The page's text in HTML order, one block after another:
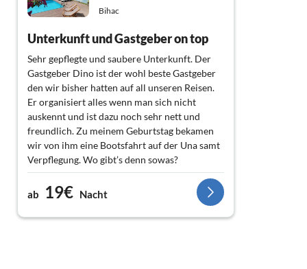
Bihac
Unterkunft und Gastgeber on top
Sehr gepflegte und saubere Unterkunft. Der
Gastgeber Dino ist der wohl beste Gastgeber
den wir bisher hatten auf all unseren Reisen.
Er organisiert alles wenn man sich nicht
auskennt und ist dazu noch sehr nett und
freundlich. Zu meinem Geburtstag bekamen
wir von ihm eine Bootsfahrt auf der Una samt
Verpflegung. Wo gibt’s denn sowas?
Freikarten für den Nationalpark und frische
Erdbeeren. Alles war perfekt und zu unserer
größten Zufriedenheit. Danke Dino. Ich kann
dich nur weiterempfehlen. LG. Christian und
ab 19€ Nacht